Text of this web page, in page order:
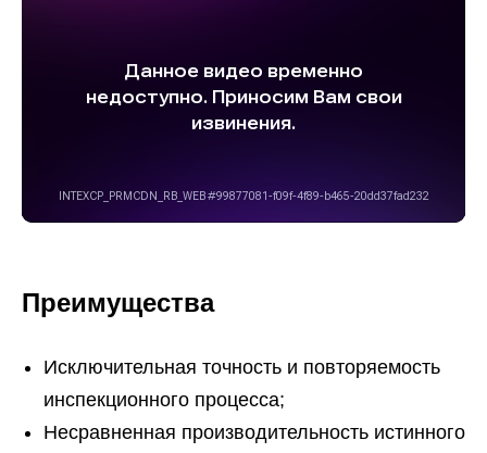
Преимущества
Исключительная точность и повторяемость
инспекционного процесса;
Несравненная производительность истинного